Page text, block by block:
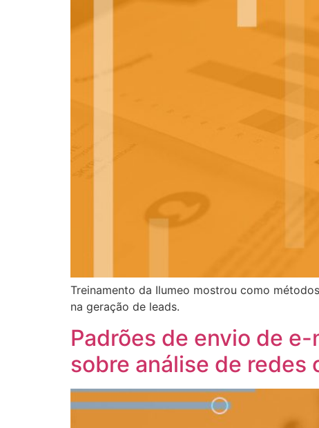
Treinamento da Ilumeo mostrou como
na geração de leads.
Padrões de envio de
sobre análise de redes